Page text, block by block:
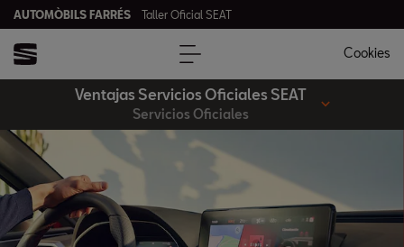
AUTOMÒBILS FARRÉS Taller Oficial SEAT
Cookies
Ventajas Servicios Oficiales SEAT
Servicios Oficiales